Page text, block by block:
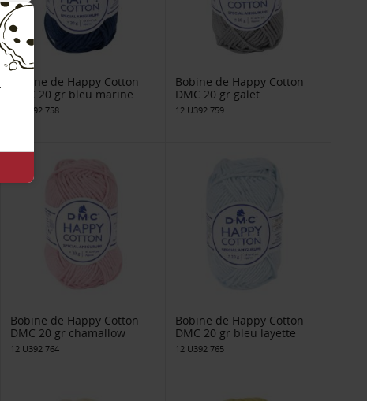
Bobine de Happy Cotton
DMC 20 gr bleu marine
12 U392 758
Bobine de Happy Cotton
DMC 20 gr galet
12 U392 759
Bobine de Happy Cotton
DMC 20 gr chamallow
12 U392 764
Bobine de Happy Cotton
DMC 20 gr bleu layette
12 U392 765